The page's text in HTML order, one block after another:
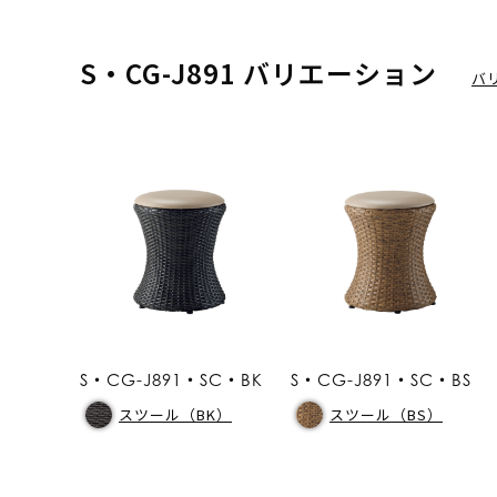
S・CG-J891 バリエーション バ
S・CG-J891・SC・BK
スツール（BK）
S・CG-J891・SC・BS
スツール（BS）